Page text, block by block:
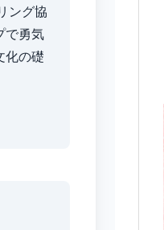
ング協
で勇気
化の礎